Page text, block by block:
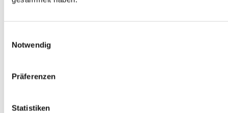
Notwendig
Präferenzen
Statistiken